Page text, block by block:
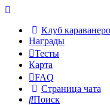
Клуб
Награды
Тесты
Карта
FAQ
Страница чата
Поиск